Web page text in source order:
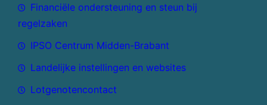
Financiële ondersteuning en steun bij
regelzaken
IPSO Centrum Midden-Brabant
Landelijke instellingen en websites
Lotgenotencontact